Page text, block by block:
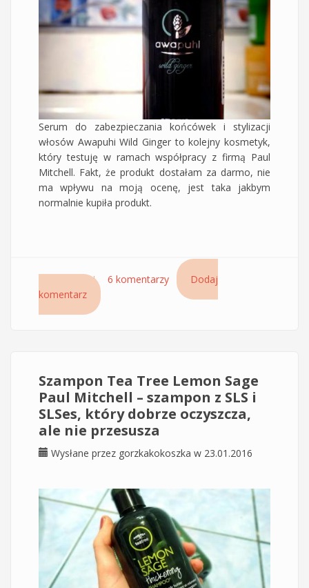
Serum do zabezpieczania końcówek i stylizacji
włosów Awapuhi Wild Ginger to kolejny kosmetyk,
który testuję w ramach współpracy z firmą Paul
Mitchell. Fakt, że produkt dostałam za darmo, nie
ma wpływu na moją ocenę, jest taka jakbym
normalnie kupiła produkt.
Czytaj dalejwpis Awapuhi Wild Ginger Paul Mitchell –
mocno silikonowe serum do włosów
6 komentarzy
Dodaj
komentarz
Szampon Tea Tree Lemon Sage
Paul Mitchell – szampon z SLS i
SLSes, który dobrze oczyszcza,
ale nie przesusza
Wysłane przez gorzkakokoszka w 23.01.2016